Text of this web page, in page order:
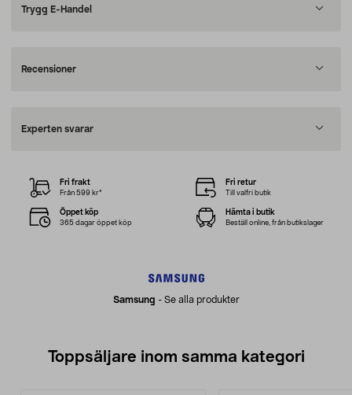
Trygg E-Handel
Recensioner
Experten svarar
Samsung - Se alla produkter
Fri frakt
Från 599 kr*
Fri retur
Till valfri butik
Öppet köp
365 dagar öppet köp
Hämta i butik
Beställ online, från butikslager
Toppsäljare inom samma kategori